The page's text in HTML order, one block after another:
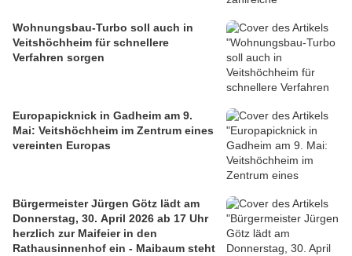
Wohnungsbau-Turbo soll auch in
Veitshöchheim für schnellere
Verfahren sorgen
Europapicknick in Gadheim am 9.
Mai: Veitshöchheim im Zentrum eines
vereinten Europas
Bürgermeister Jürgen Götz lädt am
Donnerstag, 30. April 2026 ab 17 Uhr
herzlich zur Maifeier in den
Rathausinnenhof ein - Maibaum steht